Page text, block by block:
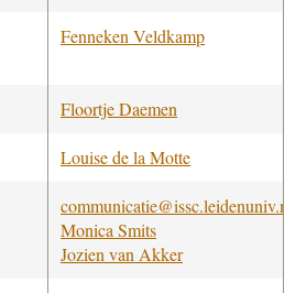
Fenneken Veldkamp
Floortje Daemen
Louise de la Motte
communicatie@issc.leidenuniv.nl
Monica Smits
Jozien van Akker